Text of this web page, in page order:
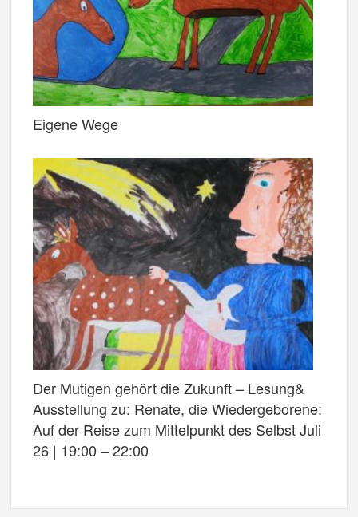
Eigene Wege
Der Mutigen gehört die Zukunft – Lesung&
Ausstellung zu: Renate, die Wiedergeborene:
Auf der Reise zum Mittelpunkt des Selbst Juli
26 | 19:00 – 22:00